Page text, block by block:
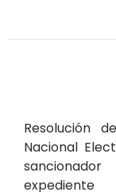
Resolución
Nacional
expediente